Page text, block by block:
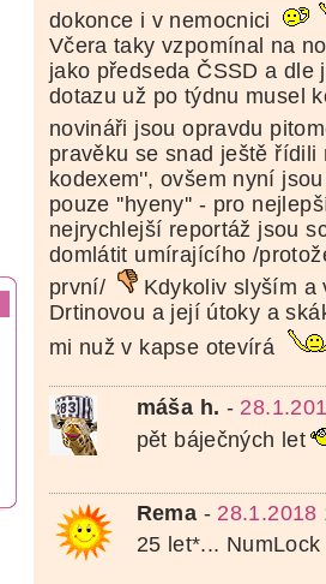
dokonce i v nemocnici
Včera taky vzpomínal na
jako předseda ČSSD a dle
dotazu už po týdnu musel
novináři jsou opravdu
pravěku se snad ještě řídili
kodexem'', ovšem nyní
pouze ''hyeny'' - pro
nejrychlejší reportáž jsou
domlátit umírajícího /
první/
Kdykoliv slyším a
Drtinovou a její útoky a
mi nuž v kapse otevírá
máša h. -
pět báječných let
Rema - 28.1.2018
25 let*... NumLock